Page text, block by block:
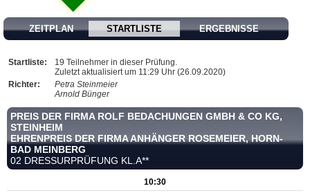
ZEITPLAN STARTLISTE ERGEBNISSE
Startliste:
19 Teilnehmer in dieser Prüfung.
Zuletzt aktualisiert um 11:29 Uhr (26.09.2020)
Richter:
Petra Steinmeier
Arnold Bünger
PREIS DER FIRMA ROLF BEDACHUNGEN GMBH & CO KG,
STEINHEIM
EHRENPREIS DER FIRMA ANHÄNGER ROSEMEIER, HORN-
BAD MEINBERG
02 DRESSURPRÜFUNG KL.A**
10:30